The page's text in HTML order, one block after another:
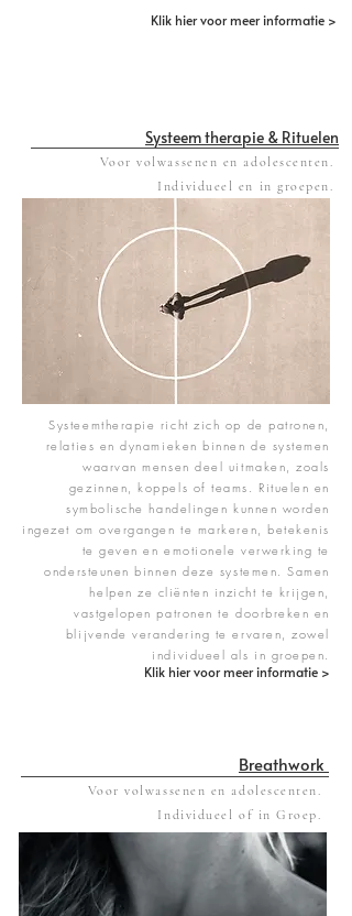
Klik hier voor meer informatie >
Systeem therapie & Rituelen
Voor volwassenen en adolescenten.
Individueel en in groepen.
Systeemtherapie richt zich op de patronen,
relaties en dynamieken binnen de systemen
waarvan mensen deel uitmaken, zoals
gezinnen, koppels of teams. Rituelen en
symbolische handelingen kunnen worden
ingezet om overgangen te markeren, betekenis
te geven en emotionele verwerking te
ondersteunen binnen deze systemen. Samen
helpen ze cliënten inzicht te krijgen,
vastgelopen patronen te doorbreken en
blijvende verandering te ervaren, zowel
individueel als in groepen.
Klik hier voor meer informatie >
Breathwork
Voor volwassenen en adolescenten.
Individueel of in Groep.